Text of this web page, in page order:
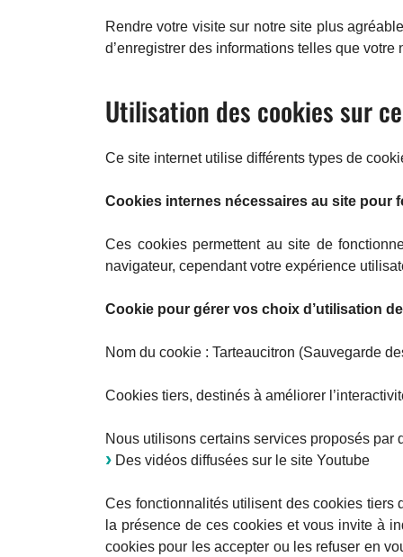
Rendre votre visite sur notre site plus
d’enregistrer des informations telles que
Utilisation des cookies sur
Ce site internet utilise différents types de
Cookies internes nécessaires au site pour
Ces cookies permettent au site de
navigateur, cependant votre expérience
Cookie pour gérer vos choix d’utilisation
Nom du cookie : Tarteaucitron (Sauvegarde
Cookies tiers, destinés à améliorer
Nous utilisons certains services proposés par
Des vidéos diffusées sur le site Youtube
Ces fonctionnalités utilisent des cookies tiers
la présence de ces cookies et vous invite à
cookies pour les accepter ou les refuser en